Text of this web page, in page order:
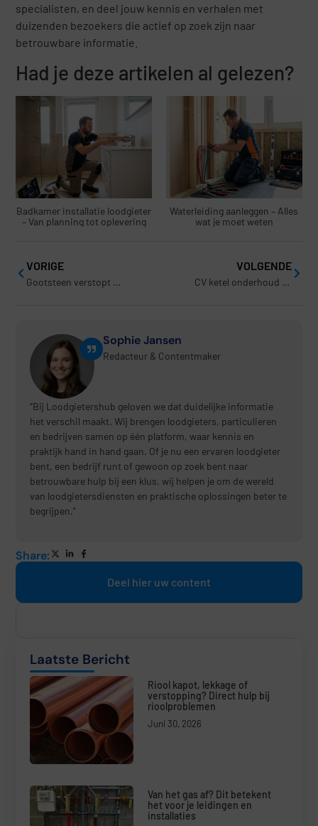
specialisten, en deel jouw kennis en verhalen met
duizenden bezoekers die actief op zoek zijn naar
betrouwbare informatie.
Had je deze artikelen al gelezen?
Badkamer installatie loodgieter
– Van planning tot oplevering
Waterleiding aanleggen – Alles
wat je moet weten
VORIGE
Gootsteen verstopt – Wat kun je doen?
VOLGENDE
CV ketel onderhoud – Waarom is het belangrijk?
Sophie Jansen
Redacteur & Contentmaker
“Bij Loodgietershub geloven we dat duidelijke informatie
het verschil maakt. Wij brengen loodgieters, particulieren
en bedrijven samen op één platform, waar kennis en
praktijk hand in hand gaan. Of je nu een ervaren loodgieter
bent, een bedrijf runt of gewoon op zoek bent naar
betrouwbare hulp bij een klus, wij helpen je om de wereld
van loodgietersdiensten en praktische oplossingen beter te
begrijpen.”
Share:
Deel hier uw content
Laatste Bericht
Riool kapot, lekkage of
verstopping? Direct hulp bij
rioolproblemen
Juni 30, 2026
Van het gas af? Dit betekent
het voor je leidingen en
installaties